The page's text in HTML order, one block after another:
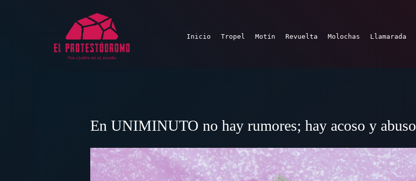
Inicio Tropel Motín Revuelta Molochas Llamarada
En UNIMINUTO no hay rumores; hay acoso y abuso